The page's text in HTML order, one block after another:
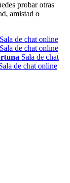
probar otras
amistad o
Sala de chat online
Sala de chat online
Sala de chat
de chat online